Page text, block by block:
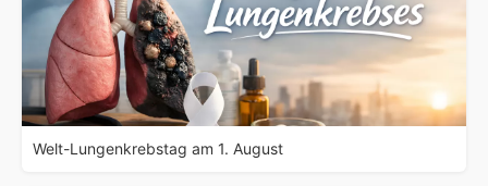
Welt-Lungenkrebstag am 1. August